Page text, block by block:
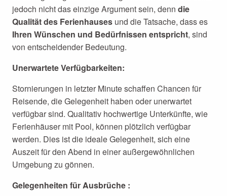
jedoch nicht das einzige Argument sein, denn die
Qualität des Ferienhauses und die Tatsache, dass es
Ihren Wünschen und Bedürfnissen entspricht, sind
von entscheidender Bedeutung.
Unerwartete Verfügbarkeiten:
Stornierungen in letzter Minute schaffen Chancen für
Reisende, die Gelegenheit haben oder unerwartet
verfügbar sind. Qualitativ hochwertige Unterkünfte, wie
Ferienhäuser mit Pool, können plötzlich verfügbar
werden. Dies ist die ideale Gelegenheit, sich eine
Auszeit für den Abend in einer außergewöhnlichen
Umgebung zu gönnen.
Gelegenheiten für Ausbrüche :